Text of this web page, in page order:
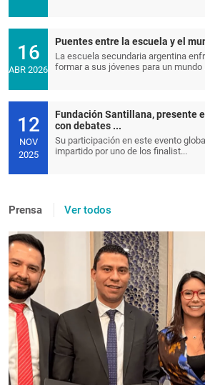
16
ABR 2026
Puentes entre la escuela y el
La escuela secundaria argentina
formar a sus jóvenes para un mundo
12
NOV
2025
Fundación Santillana, presente
con debates ...
Su participación en este evento
impartido por uno de los finalist...
Prensa Ver todos